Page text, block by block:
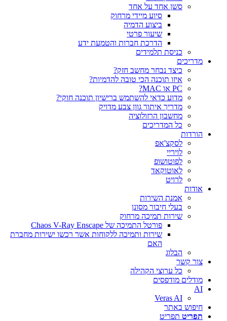
סשן אחד על אחד
סיוע מיידי מרחוק
ביצוע הדמיה
שיעור פרטי
הדרכת חברות והטמעת ידע
כניסת תלמידים
מדריכים
כיצד נבחר מחשב חזק?
איזו תוכנה הכי טובה להדמיות?‎‎
PC או MAC?
מדוע כדאי להשתמש ברישיון תוכנה חוקי?
מדריך איתור גוון צבע מדויק
מחשבון הרזולוציה
כל המדריכים
הורדות
לסקצ'אפ
לויריי
לפוטושופ
לאוטוקאד
לרויט
אודות
אמנת השירות
בעלי חיבור מסונן
שירות תמיכה מרחוק
פורטל התמיכה של Chaos V-Ray Enscape
שירות ותמיכה ללקוחות אשר רכשו ישירות מחברת
האם
הבלוג
צור קשר
כל ערוצי הקהילה
מודלים מודפסים
AI
Veras AI
חיפוש באתר
תפריט תפריט